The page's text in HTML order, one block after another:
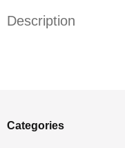
Description
Categories